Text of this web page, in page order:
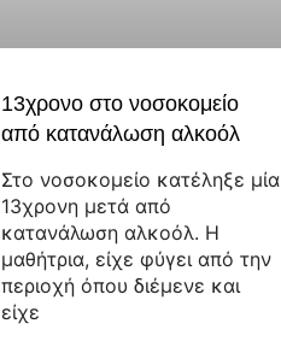
13χρονο στο νοσοκομείο
από κατανάλωση αλκοόλ
Στο νοσοκομείο κατέληξε μία
13χρονη μετά από
κατανάλωση αλκοόλ. Η
μαθήτρια, είχε φύγει από την
περιοχή όπου διέμενε και
είχε